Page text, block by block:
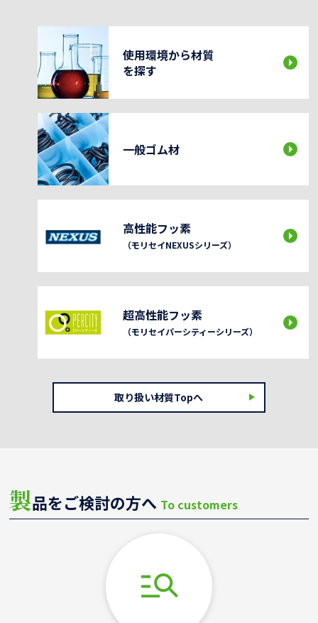
使用環境から材質
を探す
一般ゴム材
高性能フッ素
（モリセイNEXUSシリーズ）
超高性能フッ素
（モリセイパーシティーシリーズ）
取り扱い材質Topへ
製品をご検討の方へ To customers